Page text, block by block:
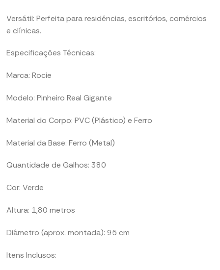
Versátil: Perfeita para residências, escritórios, comércios
e clínicas.
Especificações Técnicas:
Marca: Rocie
Modelo: Pinheiro Real Gigante
Material do Corpo: PVC (Plástico) e Ferro
Material da Base: Ferro (Metal)
Quantidade de Galhos: 380
Cor: Verde
Altura: 1,80 metros
Diâmetro (aprox. montada): 95 cm
Itens Inclusos: